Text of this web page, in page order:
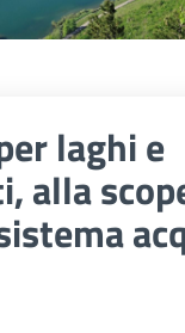
laghi e
alla